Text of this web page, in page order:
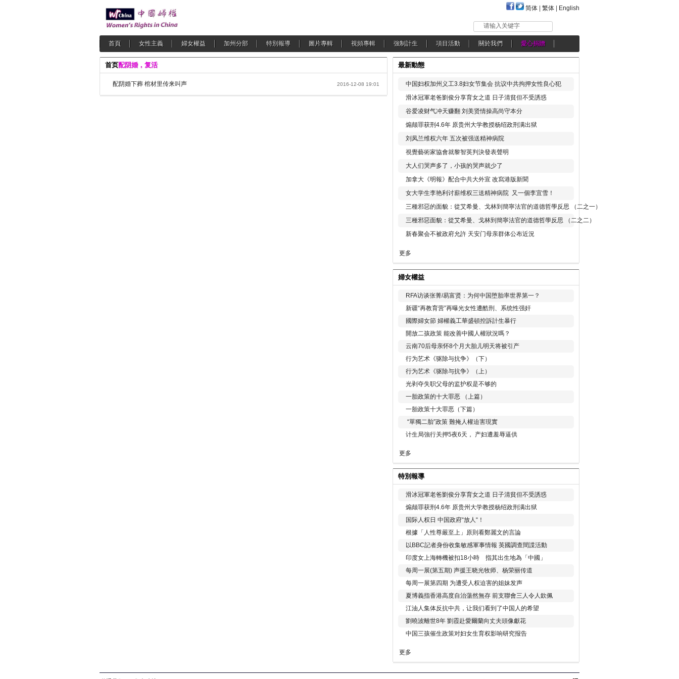
简体 繁体 English
请输入关键字
首頁 女性主義 婦女權益 加州分部 特別報導 圖片專輯 視頻專輯 強制計生 項目活動 關於我們 愛心捐贈
首页配阴婚，复活
配阴婚下葬 棺材里传来叫声 2016-12-08 19:01
最新動態
中国妇权加州义工3.8妇女节集会 抗议中共拘押女性良心犯
滑冰冠軍老爸劉俊分享育女之道 日子清貧但不受誘惑
谷爱凌财气冲天赚翻 刘美贤情操高尚守本分
煽颠罪获刑4.6年 原贵州大学教授杨绍政刑满出狱
刘凤兰维权六年 五次被强送精神病院
視覺藝術家協會就黎智英判決發表聲明
大人们哭声多了，小孩的哭声就少了
加拿大《明報》配合中共大外宣 改寫港版新聞
女大学生李艳利讨薪维权三送精神病院 又一個李宜雪！
三種邪惡的面貌：從艾希曼、戈林到簡寧法官的道德哲學反思 （二之一）
三種邪惡面貌：從艾希曼、戈林到簡寧法官的道德哲學反思 （二之二）
新春聚会不被政府允許 天安门母亲群体公布近況
更多
婦女權益
RFA访谈张菁/易富贤：为何中国堕胎率世界第一？
新疆“再教育营”再曝光女性遭酷刑、系统性强奸
國際婦女節 婦權義工華盛頓控訴計生暴行
開放二孩政策 能改善中國人權狀況嗎？
云南70后母亲怀8个月大胎儿明天将被引产
行为艺术《驱除与抗争》（下）
行为艺术《驱除与抗争》（上）
光剥夺失职父母的监护权是不够的
一胎政策的十大罪恶 （上篇）
一胎政策十大罪恶（下篇）
“單獨二胎”政策 難掩人權迫害現實
计生局強行关押5夜6天， 产妇遭羞辱逼供
更多
特別報導
滑冰冠軍老爸劉俊分享育女之道 日子清貧但不受誘惑
煽颠罪获刑4.6年 原贵州大学教授杨绍政刑满出狱
国际人权日 中国政府“放人“！
根據「人性尊嚴至上」原則看鄭麗文的言論
以BBC記者身份收集敏感軍事情報 英國調查間諜活動
印度女上海轉機被扣18小時 指其出生地為「中國」
每周一展(第五期) 声援王晓光牧师、杨荣丽传道
每周一展第四期 为遭受人权迫害的姐妹发声
夏博義指香港高度自治蕩然無存 前支聯會三人令人欽佩
江油人集体反抗中共，让我们看到了中国人的希望
劉曉波離世8年 劉霞赴愛爾蘭向丈夫頭像獻花
中国三孩催生政策对妇女生育权影响研究报告
更多